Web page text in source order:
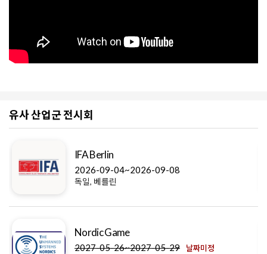
유사 산업군 전시회
IFA Berlin
2026-09-04~2026-09-08
독일, 베를린
Nordic Game
2027-05-26~2027-05-29 날짜미정